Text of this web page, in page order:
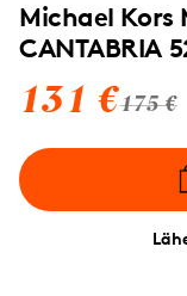
Michael Kors
CANTABRIA
131 €175 €